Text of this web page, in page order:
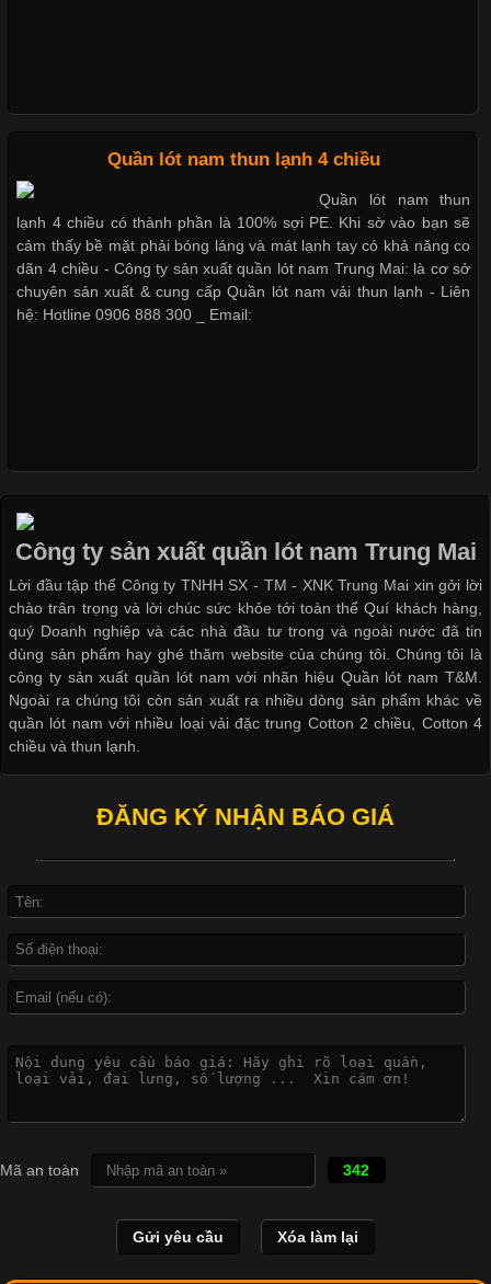
Cập nhật 2026-05-09 15:58:23
Các Form Áo Thun Phổ Biến Hiện Nay Và Xu Hướng Trong
Ngành May Mặc Áo thun là một trong những trang phục quen
thuộc và được sử dụng phổ biến nhất hiện nay. Không chỉ đa
dạng về màu sắc hay chất liệu, áo thun còn có nhiều form dáng
khác nhau để phù hợp với từng phong cách thời trang và nhu
cầu
Áo phông là một trong những trang phục phổ biến nhất trong
đời sống hiện đại nhờ sự tiện lợi, thoải mái và dễ phối đồ.
Không chỉ xuất hiện trong thời trang thường ngày, áo phông còn
được ứng dụng rộng rãi trong ngành sản xuất may mặc, đặc
biệt là các sản phẩm từ vải thun. Hiện nay,
Công Nghệ In Chuyển Nhiệt Trong Ngành Thời Trang Hiện
Cập nhật 2026-04-21 15:41:03
In Chuyển Nhiệt Là Gì? Công Nghệ In Hiện Đại Trong Ngành
là một trong những công nghệ phổ biến nhờ khả năng tạo ra
dụng rộng rãi trong sản xuất áo thun, đồ thể thao
Vì Sao Cơ Sở Sản Xuất Quần Lót Nam Ưa Chuộng Vải
Cotton?
Vải cotton là một trong những chất liệu được sử dụng rộng rãi
và thấm hút mồ hôi tốt. Đây cũng là loại vải được nhiều công ty
sản xuất quần lót nam lựa chọn để tạo ra các sản phẩm chất
Quần lót nam thun lạnh 4 chiều
Quần lót nam thun
lạnh 4 chiều có thành phần là 100% sợi PE. Khi sờ vào bạn sẽ
cảm thấy bề mặt phải bóng láng và mát lạnh tay có khả năng co
dãn 4 chiều - Công ty sản xuất quần lót nam Trung Mai: là cơ sở
chuyên sản xuất & cung cấp Quần lót nam vải thun lạnh - Liên
hệ: Hotline 0906 888 300 _ Email:
Công ty sản xuất quần lót nam Trung Mai
Lời đầu tập thể Công ty TNHH SX - TM - XNK Trung Mai xin gởi lời
chào trân trọng và lời chúc sức khỏe tới toàn thể Quí khách hàng,
quý Doanh nghiệp và các nhà đầu tư trong và ngoài nước đã tin
dùng sản phẩm hay ghé thăm website của chúng tôi. Chúng tôi là
công ty sản xuất quần lót nam với nhãn hiệu Quần lót nam T&M.
Ngoài ra chúng tôi còn sản xuất ra nhiều dòng sản phẩm khác về
quần lót nam với nhiều loại vải đặc trung Cotton 2 chiều, Cotton 4
chiều và thun lạnh.
ĐĂNG KÝ NHẬN BÁO GIÁ
Mã an toàn 342